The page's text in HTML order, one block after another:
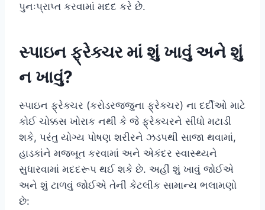
પુનઃપ્રાપ્ત કરવામાં મદદ કરે છે.
સ્પાઇન ફ્રેક્ચર માં શું ખાવું અને શું
ન ખાવું?
સ્પાઇન ફ્રેક્ચર (કરોડરજ્જુના ફ્રેક્ચર) ના દર્દીઓ માટે
કોઈ ચોક્કસ ખોરાક નથી કે જે ફ્રેક્ચરને સીધો મટાડી
શકે, પરંતુ યોગ્ય પોષણ શરીરને ઝડપથી સાજા થવામાં,
હાડકાંને મજબૂત કરવામાં અને એકંદર સ્વાસ્થ્યને
સુધારવામાં મદદરૂપ થઈ શકે છે. અહીં શું ખાવું જોઈએ
અને શું ટાળવું જોઈએ તેની કેટલીક સામાન્ય ભલામણો
છે: